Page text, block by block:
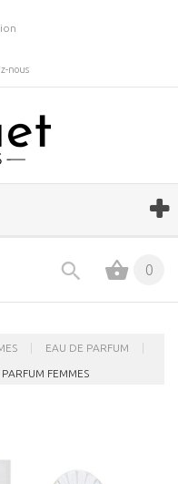
nous
0
EAU DE PARFUM
FEMMES